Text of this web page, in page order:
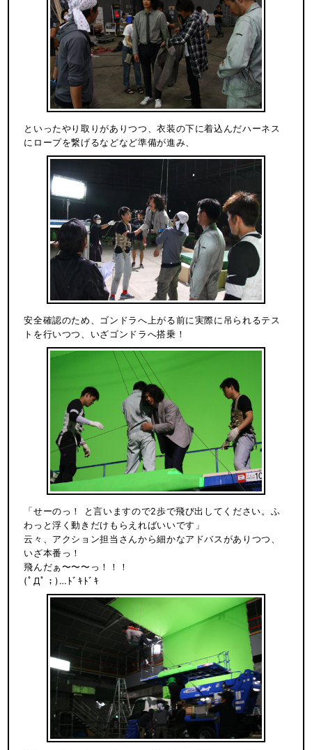
といったやり取りがありつつ、衣装の下に着込んだハーネス
にロープを繋げるなどなど準備が進み、
安全確認のため、ゴンドラへ上がる前に実際に吊られるテス
トを行いつつ、いざゴンドラへ搭乗！
「せーのっ！ と言いますので2歩で飛び出してください。ふ
わっと浮く動きだけもらえればいいです」
云々、アクション担当さんから細かなアドバスがありつつ、
いざ本番っ！
飛んだぁ〜〜〜っ！！！
(ﾟДﾟ；)…ﾄﾞｷﾄﾞｷ